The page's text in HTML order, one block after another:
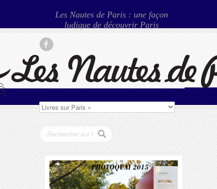
Les Nautes de Paris : une façon
ludique de découvrir Paris